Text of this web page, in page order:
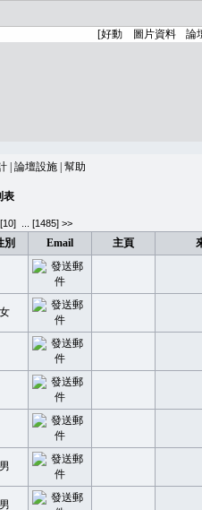
論壇設施 幫助
表
[10] [1485] >>
別 Email 主頁
女
男
男